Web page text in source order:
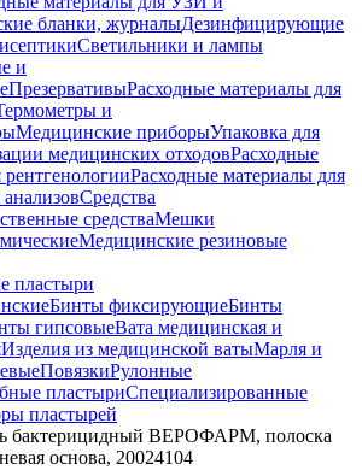
бланки, журналыДезинфицирующие
Светильники и лампы
и
ПрезервативыРасходные материалы для
и
Медицинские приборыУпаковка для
медицинских отходовРасходные
Расходные материалы для
Средства
средстваМешки
Медицинские резиновые
пластыри
Бинты фиксирующиеБинты
гипсовыеВата медицинская и
Изделия из медицинской ватыМарля и
ПовязкиРулонные
пластыриСпециализированные
пластырей
бактерицидный ВЕРОФАРМ, полоска
основа, 20024104